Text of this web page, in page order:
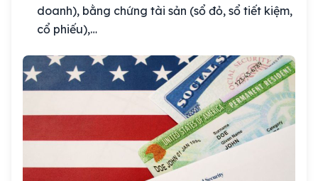
doanh), bằng chứng tài sản (sổ đỏ, sổ tiết kiệm,
cổ phiếu),…